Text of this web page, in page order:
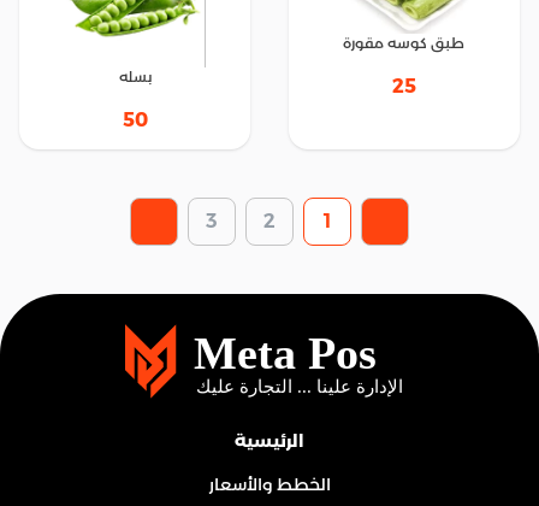
طبق كوسه مقورة
25 بسله
50
1
2
3
الرئيسية
الخطط والأسعار